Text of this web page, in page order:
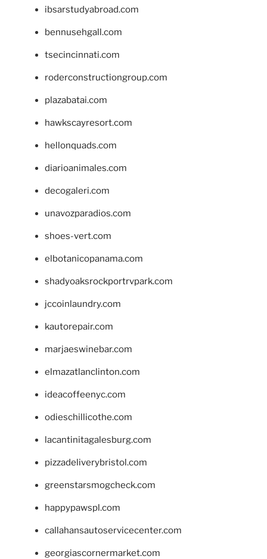
ibsarstudyabroad.com
bennusehgall.com
tsecincinnati.com
roderconstructiongroup.com
plazabatai.com
hawkscayresort.com
hellonquads.com
diarioanimales.com
decogaleri.com
unavozparadios.com
shoes-vert.com
elbotanicopanama.com
shadyoaksrockportrvpark.com
jccoinlaundry.com
kautorepair.com
marjaeswinebar.com
elmazatlanclinton.com
ideacoffeenyc.com
odieschillicothe.com
lacantinitagalesburg.com
pizzadeliverybristol.com
greenstarsmogcheck.com
happypawspl.com
callahansautoservicecenter.com
georgiascornermarket.com